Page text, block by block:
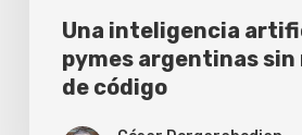
Una inteligencia
pymes argentinas sin
de código